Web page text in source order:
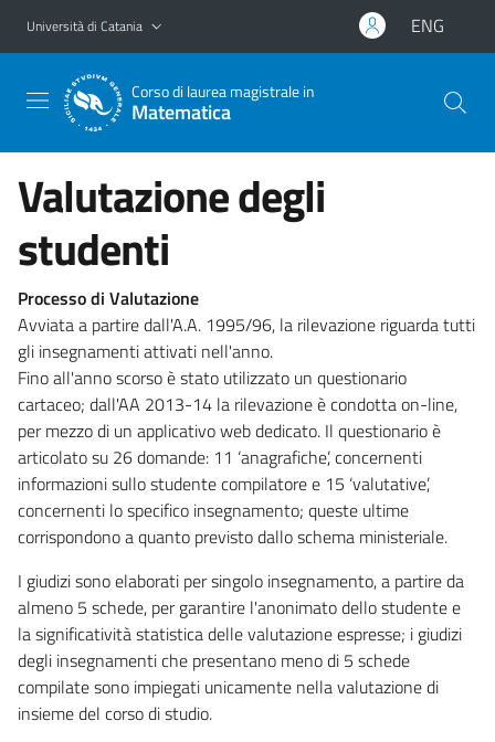
Vai al contenuto principale
Vai al menu di navigazione
Università di Catania ENG
Corso di laurea magistrale in
Matematica
Valutazione degli
studenti
Processo di Valutazione
Avviata a partire dall'A.A. 1995/96, la rilevazione riguarda tutti
gli insegnamenti attivati nell'anno.
Fino all'anno scorso è stato utilizzato un questionario
cartaceo; dall'AA 2013-14 la rilevazione è condotta on-line,
per mezzo di un applicativo web dedicato. Il questionario è
articolato su 26 domande: 11 ‘anagrafiche’, concernenti
informazioni sullo studente compilatore e 15 ‘valutative’,
concernenti lo specifico insegnamento; queste ultime
corrispondono a quanto previsto dallo schema ministeriale.
I giudizi sono elaborati per singolo insegnamento, a partire da
almeno 5 schede, per garantire l'anonimato dello studente e
la significatività statistica delle valutazione espresse; i giudizi
degli insegnamenti che presentano meno di 5 schede
compilate sono impiegati unicamente nella valutazione di
insieme del corso di studio.